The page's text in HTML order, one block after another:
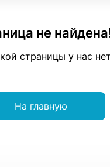
не
страницы у нас
На главную